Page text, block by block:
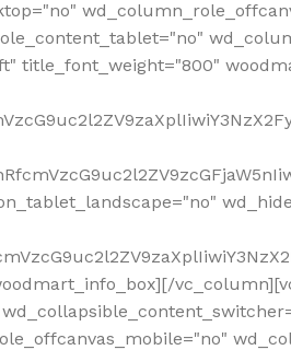
title_font_weight="800"